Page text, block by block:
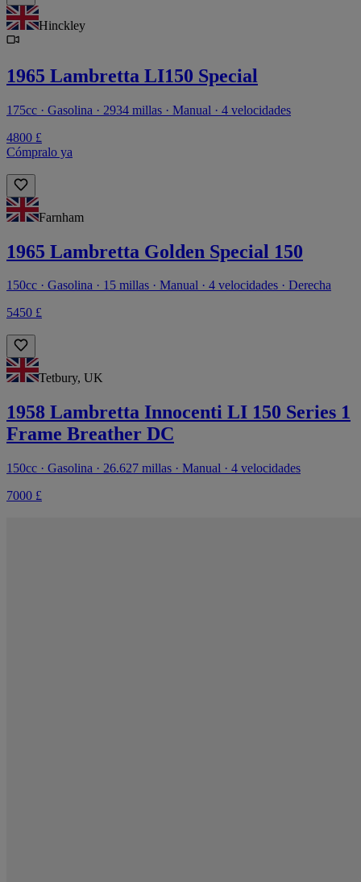
Hinckley
1965 Lambretta LI150 Special
175cc · Gasolina · 2934 millas · Manual · 4 velocidades
4800 £
Cómpralo ya
Farnham
1965 Lambretta Golden Special 150
150cc · Gasolina · 15 millas · Manual · 4 velocidades · Derecha
5450 £
Tetbury, UK
1958 Lambretta Innocenti LI 150 Series 1
Frame Breather DC
150cc · Gasolina · 26.627 millas · Manual · 4 velocidades
7000 £